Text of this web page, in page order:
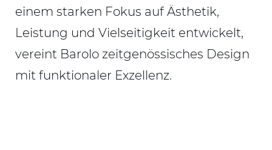
einem starken Fokus auf Ästhetik,
Leistung und Vielseitigkeit entwickelt,
vereint Barolo zeitgenössisches Design
mit funktionaler Exzellenz.